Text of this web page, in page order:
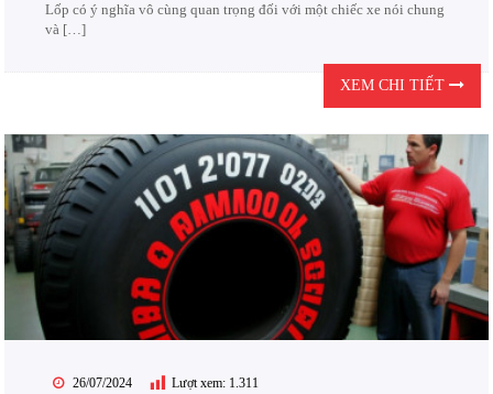
Lốp có ý nghĩa vô cùng quan trọng đối với một chiếc xe nói chung
và […]
XEM CHI TIẾT
26/07/2024 Lượt xem: 1.311